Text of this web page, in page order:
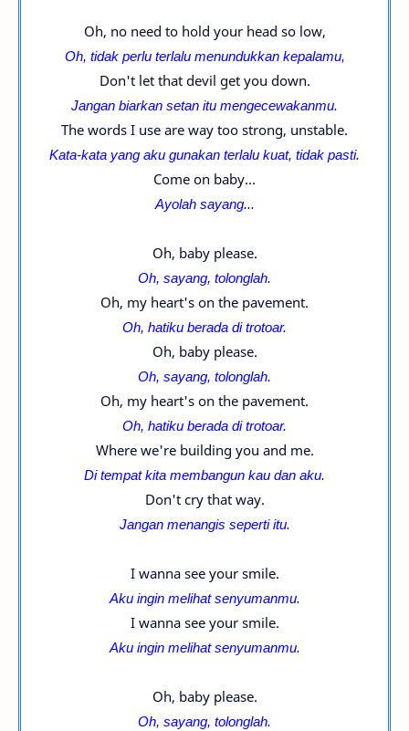
Oh, no need to hold your head so low,
Oh, tidak perlu terlalu menundukkan kepalamu,
Don't let that devil get you down.
Jangan biarkan setan itu mengecewakanmu.
The words I use are way too strong, unstable.
Kata-kata yang aku gunakan terlalu kuat, tidak pasti.
Come on baby...
Ayolah sayang...
Oh, baby please.
Oh, sayang, tolonglah.
Oh, my heart's on the pavement.
Oh, hatiku berada di trotoar.
Oh, baby please.
Oh, sayang, tolonglah.
Oh, my heart's on the pavement.
Oh, hatiku berada di trotoar.
Where we're building you and me.
Di tempat kita membangun kau dan aku.
Don't cry that way.
Jangan menangis seperti itu.
I wanna see your smile.
Aku ingin melihat senyumanmu.
I wanna see your smile.
Aku ingin melihat senyumanmu.
Oh, baby please.
Oh, sayang, tolonglah.